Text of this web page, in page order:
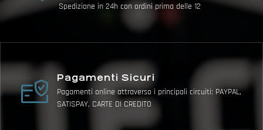
Spedizione in 24h con ordini prima delle 12
Pagamenti Sicuri
Pagamenti online attraverso i principali circuiti: PAYPAL,
SATISPAY, CARTE DI CREDITO